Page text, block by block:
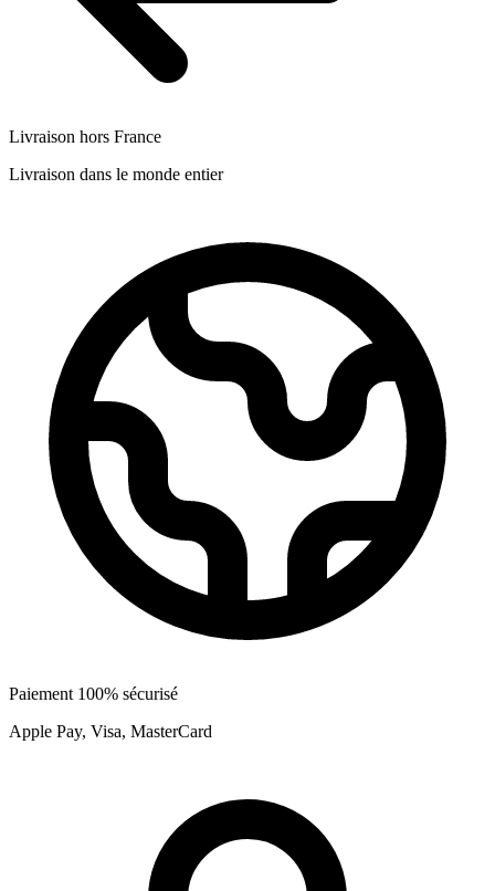
Livraison hors France
Livraison dans le monde entier
Paiement 100% sécurisé
Apple Pay, Visa, MasterCard